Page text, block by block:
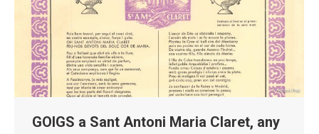
GOIGS a Sant Antoni Maria Claret, any